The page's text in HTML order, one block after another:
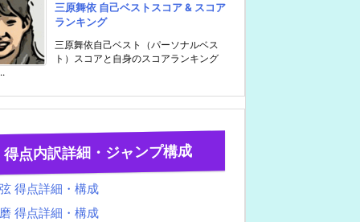
三原舞依 自己ベストスコア & スコア
ランキング
三原舞依自己ベスト（パーソナルベス
ト）スコアと自身のスコアランキング
得点内訳詳細・ジャンプ構成
得点詳細・構成
得点詳細・構成